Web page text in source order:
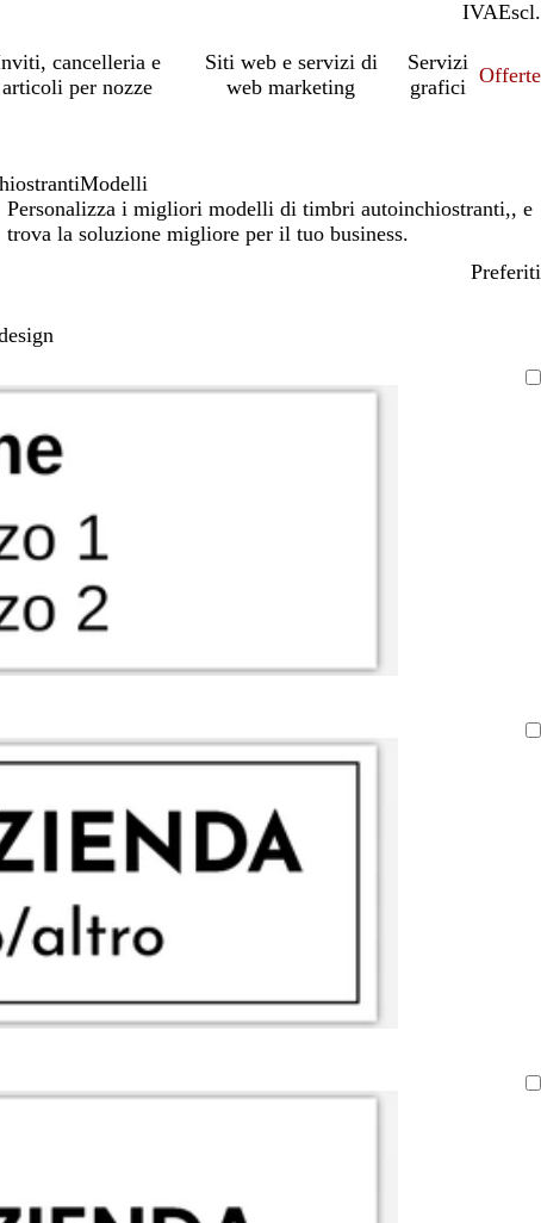
IVAIncl.
Escl.
cancelleria e
articoli per nozze
Siti web e servizi di
web marketing
Servizi
grafici
Offerte
Modelli
Personalizza i migliori modelli di timbri autoinchiostranti,, e
trova la soluzione migliore per il tuo business.
Preferiti